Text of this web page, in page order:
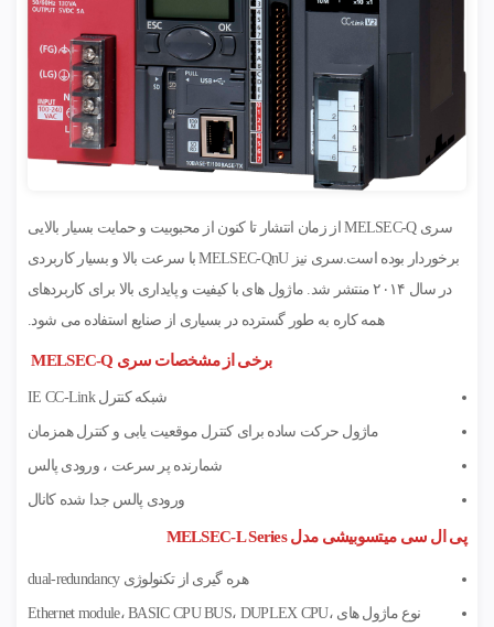
سری MELSEC-Q از زمان انتشار تا کنون از محبوبیت و حمایت بسیار بالایی
برخوردار بوده است.سری نیز MELSEC-QnU با سرعت بالا و بسیار کاربردی
در سال ۲۰۱۴ منتشر شد. ماژول های با کیفیت و پایداری بالا برای کاربردهای
همه کاره به طور گسترده در بسیاری از صنایع استفاده می شود.
برخی از مشخصات سری MELSEC-Q
شبکه کنترل IE CC-Link
ماژول حرکت ساده برای کنترل موقعیت یابی و کنترل همزمان
شمارنده پر سرعت ، ورودی پالس
ورودی پالس جدا شده کانال
پی ال سی میتسوبیشی مدل MELSEC-L Series
هره گیری از تکنولوژی dual-redundancy
نوع ماژول های Ethernet module، BASIC CPU BUS، DUPLEX CPU،